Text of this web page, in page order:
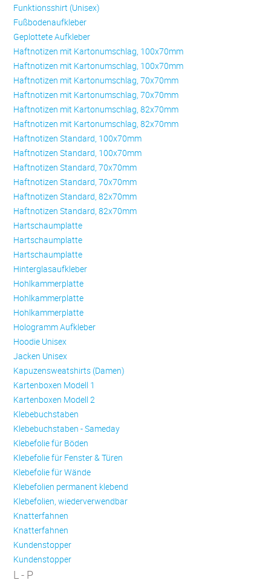
Funktionsshirt (Unisex)
Fußbodenaufkleber
Geplottete Aufkleber
Haftnotizen mit Kartonumschlag, 100x70mm
Haftnotizen mit Kartonumschlag, 100x70mm
Haftnotizen mit Kartonumschlag, 70x70mm
Haftnotizen mit Kartonumschlag, 70x70mm
Haftnotizen mit Kartonumschlag, 82x70mm
Haftnotizen mit Kartonumschlag, 82x70mm
Haftnotizen Standard, 100x70mm
Haftnotizen Standard, 100x70mm
Haftnotizen Standard, 70x70mm
Haftnotizen Standard, 70x70mm
Haftnotizen Standard, 82x70mm
Haftnotizen Standard, 82x70mm
Hartschaumplatte
Hartschaumplatte
Hartschaumplatte
Hinterglasaufkleber
Hohlkammerplatte
Hohlkammerplatte
Hohlkammerplatte
Hologramm Aufkleber
Hoodie Unisex
Jacken Unisex
Kapuzensweatshirts (Damen)
Kartenboxen Modell 1
Kartenboxen Modell 2
Klebebuchstaben
Klebebuchstaben - Sameday
Klebefolie für Böden
Klebefolie für Fenster & Türen
Klebefolie für Wände
Klebefolien permanent klebend
Klebefolien, wiederverwendbar
Knatterfahnen
Knatterfahnen
Kundenstopper
Kundenstopper
L - P